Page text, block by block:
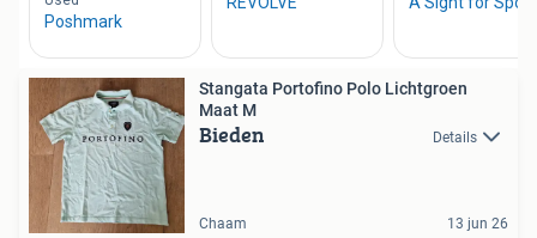
Stangata Portofino Polo Lichtgroen
Maat M
Bieden Details
Chaam 13 jun 26